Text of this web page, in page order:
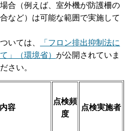
合（例えば、室外機が防護柵の
など）は可能な範囲で実施して
いては、
「フロン排出抑制法に
」（環境省） が公開されていま
さい。
容
点検頻
度
点検実施者